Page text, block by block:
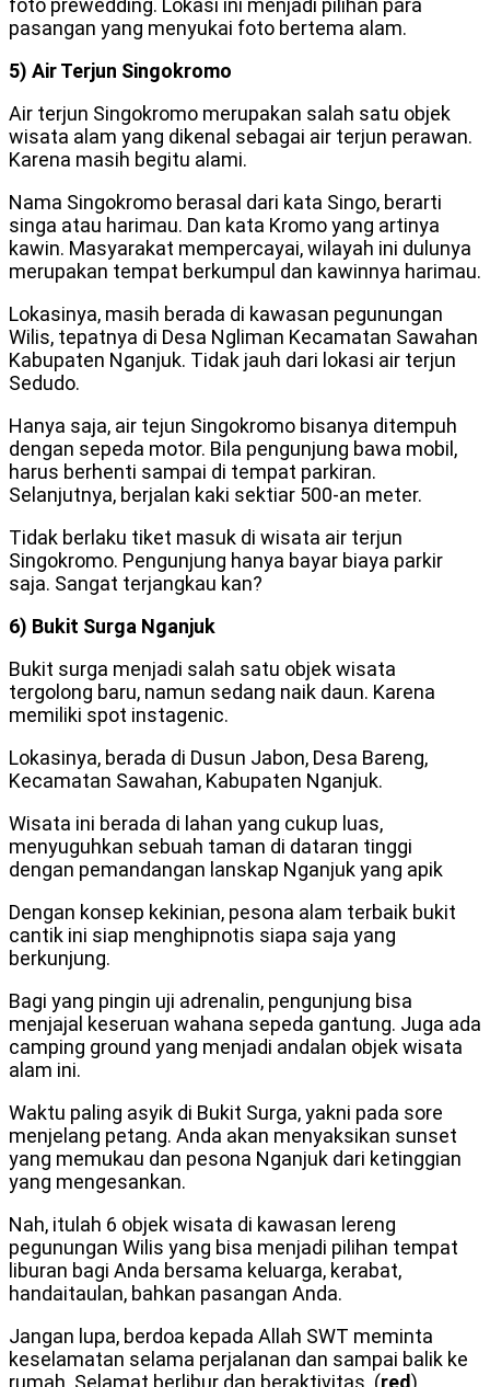
foto prewedding. Lokasi ini menjadi pilihan para
pasangan yang menyukai foto bertema alam.
5) Air Terjun Singokromo
Air terjun Singokromo merupakan salah satu objek
wisata alam yang dikenal sebagai air terjun perawan.
Karena masih begitu alami.
Nama Singokromo berasal dari kata Singo, berarti
singa atau harimau. Dan kata Kromo yang artinya
kawin. Masyarakat mempercayai, wilayah ini dulunya
merupakan tempat berkumpul dan kawinnya harimau.
Lokasinya, masih berada di kawasan pegunungan
Wilis, tepatnya di Desa Ngliman Kecamatan Sawahan
Kabupaten Nganjuk. Tidak jauh dari lokasi air terjun
Sedudo.
Hanya saja, air tejun Singokromo bisanya ditempuh
dengan sepeda motor. Bila pengunjung bawa mobil,
harus berhenti sampai di tempat parkiran.
Selanjutnya, berjalan kaki sektiar 500-an meter.
Tidak berlaku tiket masuk di wisata air terjun
Singokromo. Pengunjung hanya bayar biaya parkir
saja. Sangat terjangkau kan?
6) Bukit Surga Nganjuk
Bukit surga menjadi salah satu objek wisata
tergolong baru, namun sedang naik daun. Karena
memiliki spot instagenic.
Lokasinya, berada di Dusun Jabon, Desa Bareng,
Kecamatan Sawahan, Kabupaten Nganjuk.
Wisata ini berada di lahan yang cukup luas,
menyuguhkan sebuah taman di dataran tinggi
dengan pemandangan lanskap Nganjuk yang apik
Dengan konsep kekinian, pesona alam terbaik bukit
cantik ini siap menghipnotis siapa saja yang
berkunjung.
Bagi yang pingin uji adrenalin, pengunjung bisa
menjajal keseruan wahana sepeda gantung. Juga ada
camping ground yang menjadi andalan objek wisata
alam ini.
Waktu paling asyik di Bukit Surga, yakni pada sore
menjelang petang. Anda akan menyaksikan sunset
yang memukau dan pesona Nganjuk dari ketinggian
yang mengesankan.
Nah, itulah 6 objek wisata di kawasan lereng
pegunungan Wilis yang bisa menjadi pilihan tempat
liburan bagi Anda bersama keluarga, kerabat,
handaitaulan, bahkan pasangan Anda.
Jangan lupa, berdoa kepada Allah SWT meminta
keselamatan selama perjalanan dan sampai balik ke